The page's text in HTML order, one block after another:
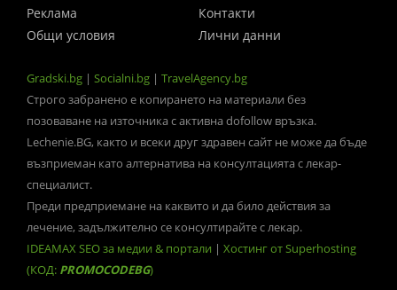
Реклама
Контакти
Общи условия
Лични данни
Gradski.bg | Socialni.bg | TravelAgency.bg
Строго забранено е копирането на материали без
позоваване на източника с активна dofollow връзка.
Lechenie.BG, както и всеки друг здравен сайт не може да бъде
възприеман като алтернатива на консултацията с лекар-
специалист.
Преди предприемане на каквито и да било действия за
лечение, задължително се консултирайте с лекар.
IDEAMAX SEO за медии & портали | Хостинг от Superhosting
(КОД: PROMOCODEBG)